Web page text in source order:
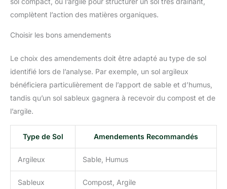
complètent l’action des matières organiques.
Choisir les bons amendements
Le choix des amendements doit être adapté au type de sol
identifié lors de l’analyse. Par exemple, un sol argileux
bénéficiera particulièrement de l’apport de sable et d’humus,
tandis qu’un sol sableux gagnera à recevoir du compost et de
l’argile.
Type de Sol Amendements Recommandés
Argileux Sable, Humus
Sableux Compost, Argile